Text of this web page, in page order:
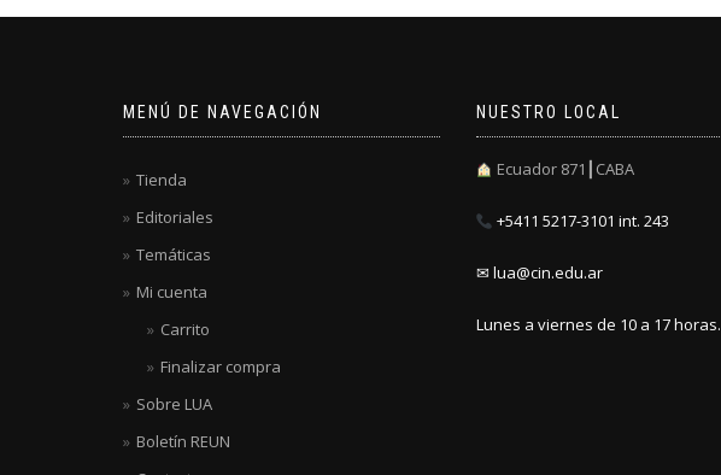
MENÚ DE NAVEGACIÓN
Tienda
Editoriales
Temáticas
Mi cuenta
Carrito
Finalizar compra
Sobre LUA
Boletín REUN
NUESTRO LOCAL
Ecuador 871┃CABA
+5411 5217-3101 int. 243
✉ lua@cin.edu.ar
Lunes a viernes de 10 a 17 horas.